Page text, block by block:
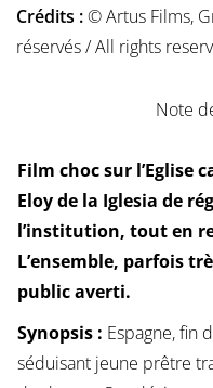
Crédits :© Artus Films,
réservés / All rights
Note
Film choc sur l’Eglise
Eloy de la Iglesia de
l’institution, tout en
L’ensemble, parfois
public averti.
Synopsis : Espagne, fin
séduisant jeune prêtre